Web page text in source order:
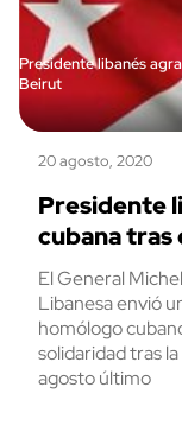
Presidente libanés
Beirut
20 agosto, 2020
Presidente
cubana tras
El General
Libanesa envió
homólogo
solidaridad tras
agosto último